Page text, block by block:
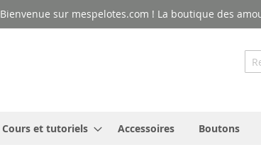
Bienvenue sur mespelotes.com ! La boutique des
Cours et tutoriels Accessoires Boutons